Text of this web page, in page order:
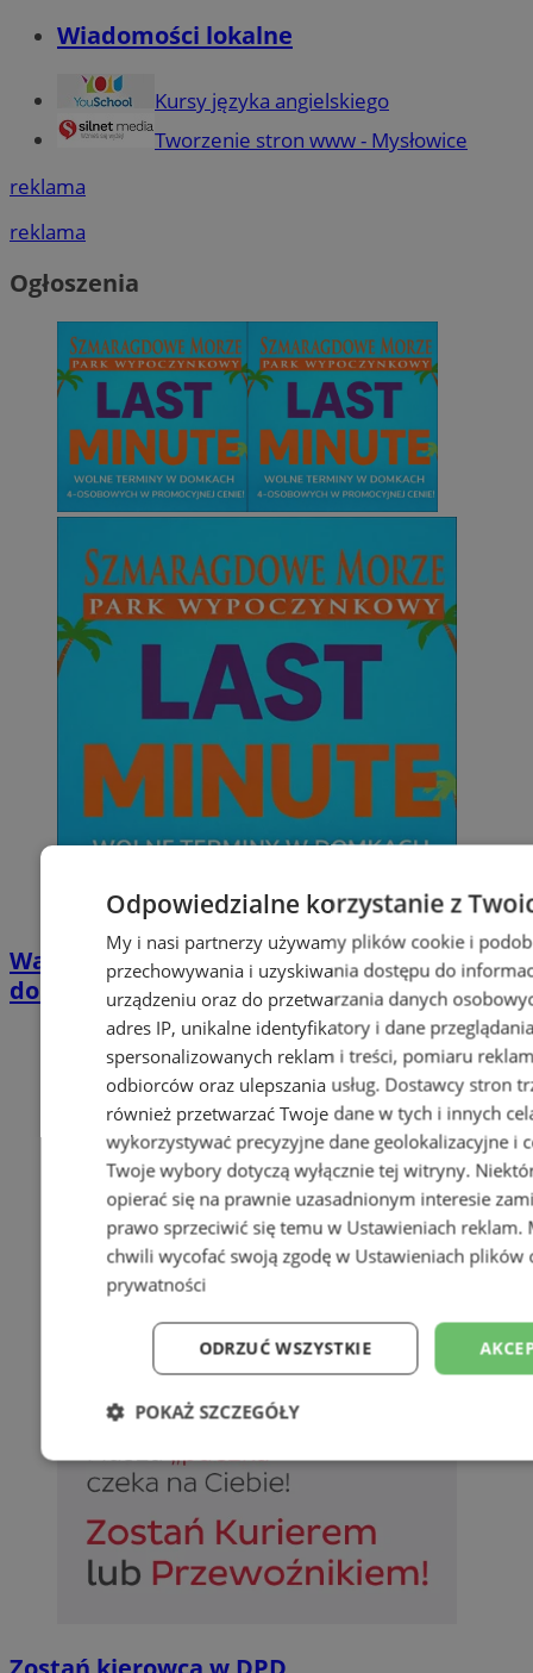
Wiadomości lokalne
Kursy języka angielskiego
Tworzenie stron www - Mysłowice
reklama
reklama
Ogłoszenia
Wakacyjny wypoczynek nad Bałtykiem w
domkach Szmaragdowe Morze
Odpowiedzialne korzystanie z
My i nasi partnerzy używamy plików cookie i
przechowywania i uzyskiwania dostępu do
urządzeniu oraz do przetwarzania danych
adres IP, unikalne identyfikatory i dane
spersonalizowanych reklam i treści, pomiaru
odbiorców oraz ulepszania usług. Dostawcy stron
również przetwarzać Twoje dane w tych i innych
wykorzystywać precyzyjne dane geolokalizacyjne i
Twoje wybory dotyczą wyłącznie tej witryny.
opierać się na prawnie uzasadnionym interesie
prawo sprzeciwić się temu w Ustawieniach reklam.
chwili wycofać swoją zgodę w Ustawieniach plików
prywatności
ODRZUĆ WSZYSTKIE
POKAŻ SZCZEGÓŁY
Niezbędne Wydajność
Niesklasyfikowane